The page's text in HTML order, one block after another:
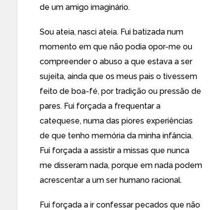
de um amigo imaginário.
Sou ateia, nasci ateia. Fui batizada num
momento em que não podia opor-me ou
compreender o abuso a que estava a ser
sujeita, ainda que os meus pais o tivessem
feito de boa-fé, por tradição ou pressão de
pares. Fui forçada a frequentar a
catequese, numa das piores experiências
de que tenho memória da minha infância.
Fui forçada a assistir a missas que nunca
me disseram nada, porque em nada podem
acrescentar a um ser humano racional.
Fui forçada a ir confessar pecados que não